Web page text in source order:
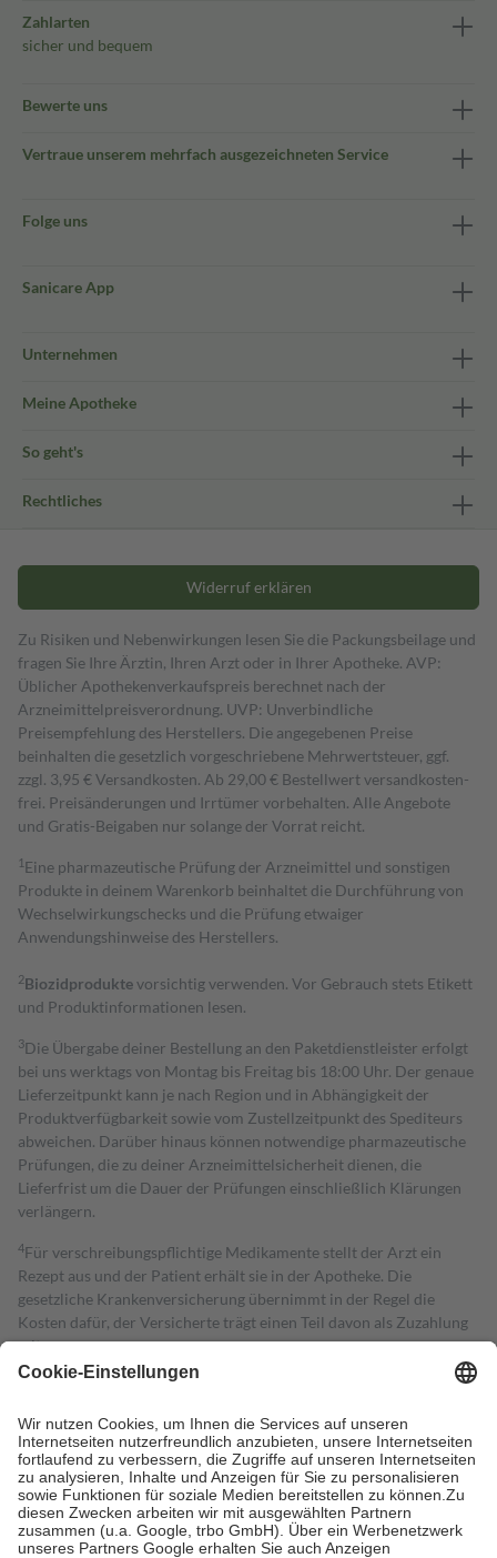
Zahlarten
sicher und bequem
Bewerte uns
Vertraue unserem mehrfach ausgezeichneten Service
Folge uns
Sanicare App
Unternehmen
Meine Apotheke
So geht's
Rechtliches
Widerruf erklären
Zu Risiken und Nebenwirkungen lesen Sie die Packungsbeilage und
fragen Sie Ihre Ärztin, Ihren Arzt oder in Ihrer Apotheke. AVP:
Üblicher Apothekenverkaufspreis berechnet nach der
Arzneimittelpreisverordnung. UVP: Unverbindliche
Preisempfehlung des Herstellers. Die angegebenen Preise
beinhalten die gesetzlich vorgeschriebene Mehrwertsteuer, ggf.
zzgl. 3,95 € Versandkosten. Ab 29,00 € Bestell­wert versand­kosten­
frei. Preisänderungen und Irrtümer vorbehalten. Alle Angebote
und Gratis-Beigaben nur solange der Vorrat reicht.
1 Eine pharmazeutische Prüfung der Arzneimittel und sonstigen
Produkte in deinem Warenkorb beinhaltet die Durchführung von
Wechselwirkungschecks und die Prüfung etwaiger
Anwendungshinweise des Herstellers.
2Biozidproduktevorsichtig verwenden. Vor Gebrauch stets Etikett
und Produktinformationen lesen.
3Die Übergabe deiner Bestellung an den Paketdienstleister erfolgt
bei uns werktags von Montag bis Freitag bis 18:00 Uhr. Der genaue
Lieferzeitpunkt kann je nach Region und in Abhängigkeit der
Produktverfügbarkeit sowie vom Zustellzeitpunkt des Spediteurs
abweichen. Darüber hinaus können notwendige pharmazeutische
Prüfungen, die zu deiner Arzneimittelsicherheit dienen, die
Lieferfrist um die Dauer der Prüfungen einschließlich Klärungen
verlängern.
4Für verschreibungspflichtige Medikamente stellt der Arzt ein
Rezept aus und der Patient erhält sie in der Apotheke. Die
gesetzliche Krankenversicherung übernimmt in der Regel die
Kosten dafür, der Versicherte trägt einen Teil davon als Zuzahlung
mit.
Grundsätzlich leisten Mitglieder Zuzahlungen in Höhe von zehn
höchstens zehn Euro.
Es sind jedoch nie mehr als die tatsächlichen
Kosten der Leistung zu entrichten.
Diese Regeln gelten grundsätzlich auch für Online-Apotheken.
Bei Heilmitteln und häuslicher Krankenpflege beträgt die
Zuzahlung zehn Prozent der Kosten sowie zehn Euro je
Verordnung.